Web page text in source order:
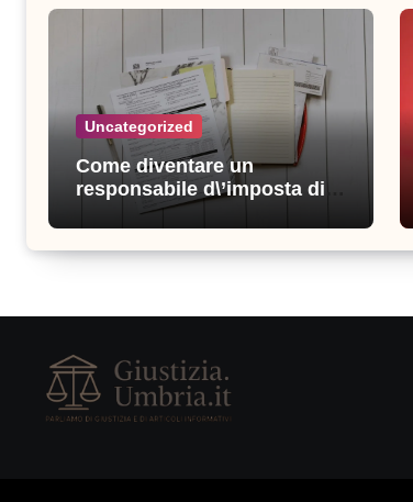
Uncategorized
Come diventare un
responsabile d\’imposta di
successo: consigli e
strategie vincenti